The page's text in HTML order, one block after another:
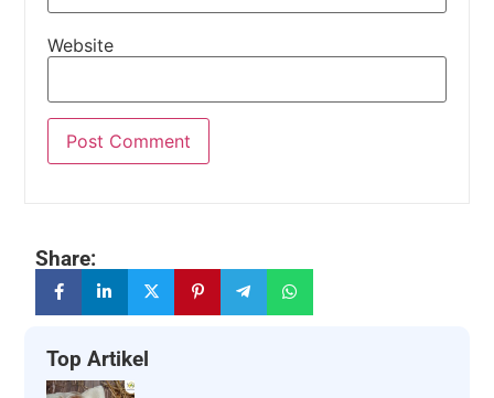
Website
Share:
Top Artikel